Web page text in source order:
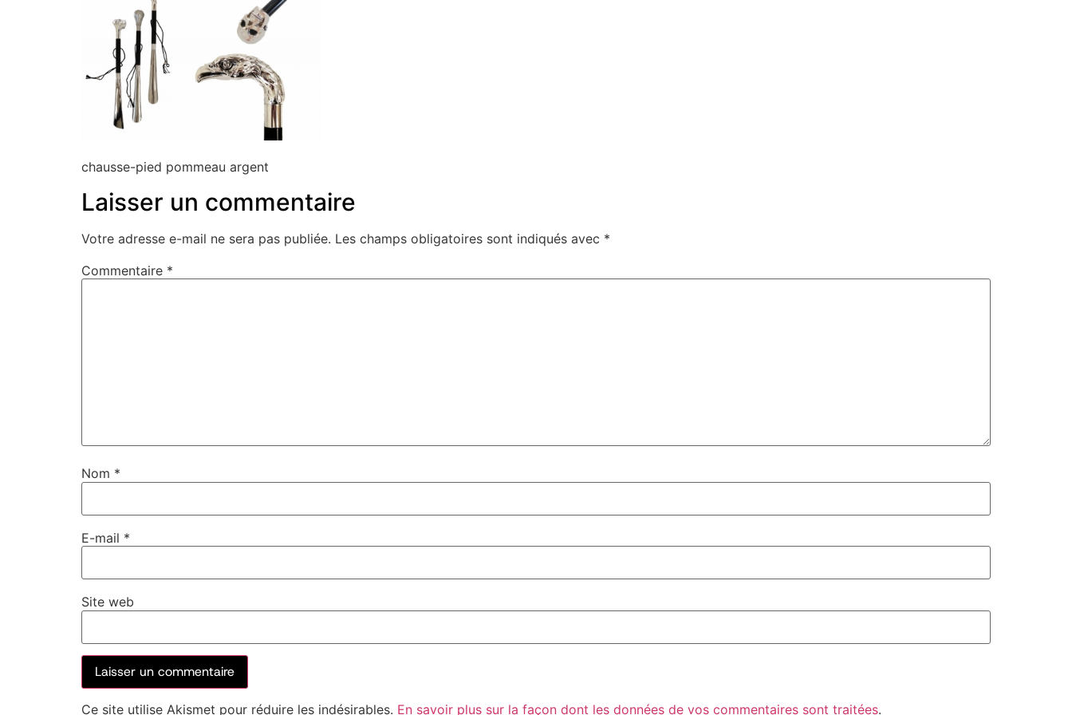
chausse-pied pommeau argent
Laisser un commentaire
Votre adresse e-mail ne sera pas publiée. Les champs obligatoires sont indiqués avec *
Commentaire *
Nom *
E-mail *
Site web
Ce site utilise Akismet pour réduire les indésirables. En savoir plus sur la façon dont les données de vos commentaires sont traitées.